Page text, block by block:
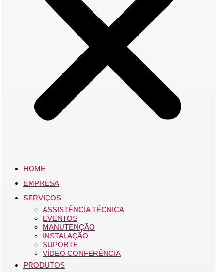
HOME
EMPRESA
SERVIÇOS
ASSISTÊNCIA TÉCNICA
EVENTOS
MANUTENÇÃO
INSTALAÇÃO
SUPORTE
VÍDEO CONFERÊNCIA
PRODUTOS